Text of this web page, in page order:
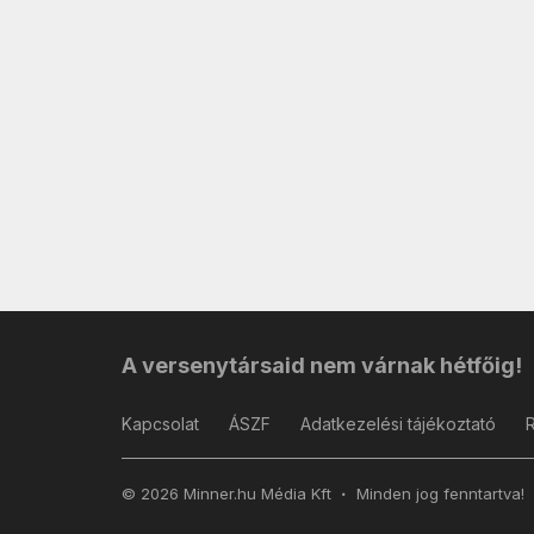
A versenytársaid nem várnak hétfőig!
Kapcsolat ÁSZF Adatkezelési tájékoztató
© 2026 Minner.hu Média Kft Minden jog fenntartva!